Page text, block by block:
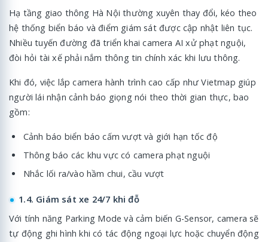
Hạ tầng giao thông Hà Nội thường xuyên thay đổi, kéo theo
hệ thống biển báo và điểm giám sát được cập nhật liên tục.
Nhiều tuyến đường đã triển khai camera AI xử phạt nguội,
đòi hỏi tài xế phải nắm thông tin chính xác khi lưu thông.
Khi đó, việc lắp camera hành trình cao cấp như Vietmap giúp
người lái nhận cảnh báo giọng nói theo thời gian thực, bao
gồm:
Cảnh báo biển báo cấm vượt và giới hạn tốc độ
Thông báo các khu vực có camera phạt nguội
Nhắc lối ra/vào hầm chui, cầu vượt
1.4. Giám sát xe 24/7 khi đỗ
Với tính năng Parking Mode và cảm biến G-Sensor, camera sẽ
tự động ghi hình khi có tác động ngoại lực hoặc chuyển động